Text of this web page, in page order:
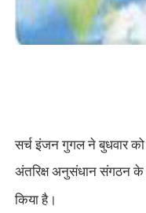
सर्च इंजन गुगल ने बुधवार को
अंतरिक्ष अनुसंधान संगठन के
किया है।